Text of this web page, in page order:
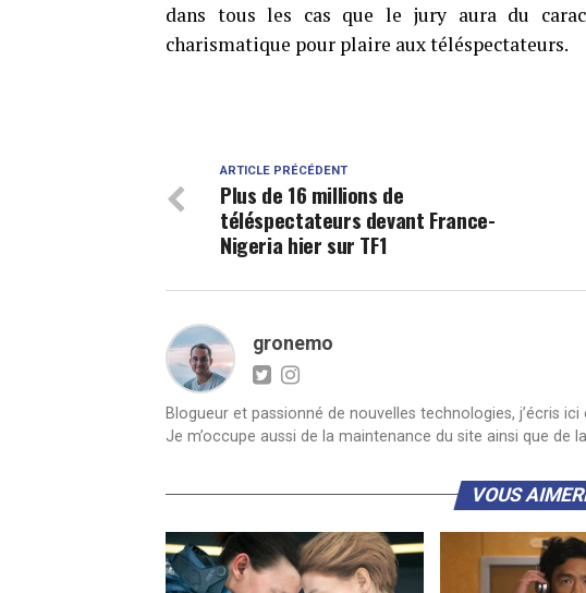
dans tous les cas que le jury aura du
charismatique pour plaire aux téléspectateurs.
ARTICLE PRÉCÉDENT
Plus de 16 millions de
téléspectateurs devant France-
Nigeria hier sur TF1
gronemo
Blogueur et passionné de nouvelles technologies, j’écris
Je m’occupe aussi de la maintenance du site ainsi que de
VOUS